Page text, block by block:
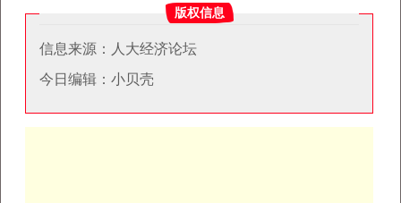
版权信息
信息来源：人大经济论坛
今日编辑：小贝壳